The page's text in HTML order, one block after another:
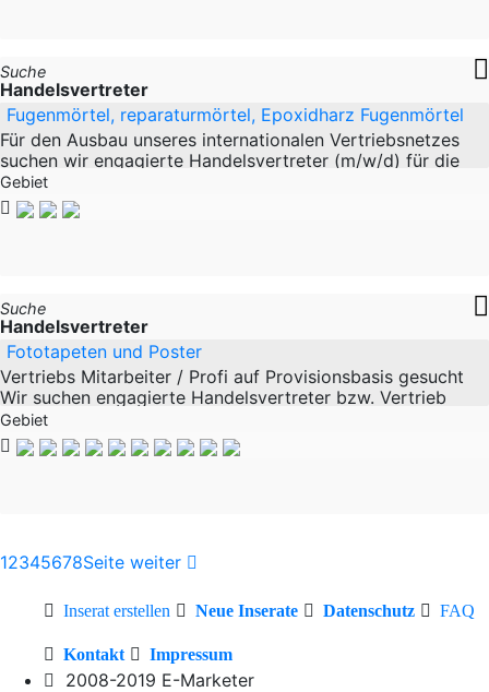
Suche
Handelsvertreter
Fugenmörtel, reparaturmörtel, Epoxidharz Fugenmörtel
Für den Ausbau unseres internationalen Vertriebsnetzes
suchen wir engagierte Handelsvertreter (m/w/d) für die
Länder: ???????? Spanien ???????? Kroatien ????????
Slowakei ???????? Ungarn Ihre
Gebiet
Suche
Handelsvertreter
Fototapeten und Poster
Vertriebs Mitarbeiter / Profi auf Provisionsbasis gesucht
Wir suchen engagierte Handelsvertreter bzw. Vertrieb
Profis die eigenständig unsere Marken Foto Tapeten auf
Kommissionsbasis 25%
Gebiet
12345678Seite weiter
Inserat erstellen Neue Inserate Datenschutz FAQ
Kontakt Impressum
2008-2019 E-Marketer